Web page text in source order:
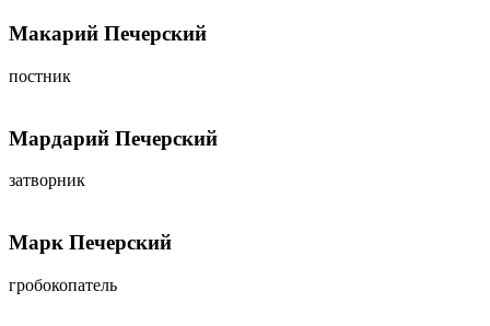
Макарий Печерский
постник
Мардарий Печерский
затворник
Марк Печерский
гробокопатель